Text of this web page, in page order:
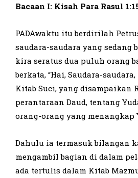
Bacaan I: Kisah Para Rasul
PADAwaktu itu berdirilah
saudara-saudara yang sedang
kira seratus dua puluh orang
berkata, “Hai, Saudara-
Kitab Suci, yang disampaikan
perantaraan Daud, tentang
orang-orang yang menangkap
Dahulu ia termasuk bilangan
mengambil bagian di dalam
ada tertulis dalam Kitab